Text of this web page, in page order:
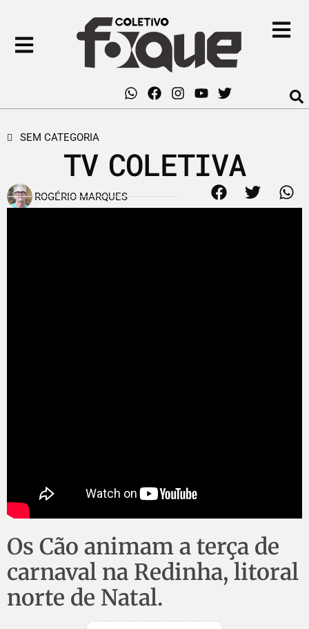
SEM CATEGORIA
TV COLETIVA
ROGÉRIO MARQUES
Os Cão animam a terça de
carnaval na Redinha, litoral
norte de Natal.